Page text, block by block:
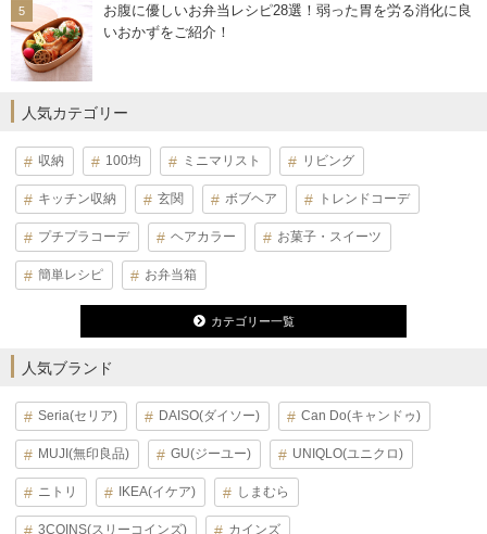
お腹に優しいお弁当レシピ28選！弱った胃を労る消化に良
いおかずをご紹介！
人気カテゴリー
収納 100均 ミニマリスト リビング
キッチン収納 玄関 ボブヘア トレンドコーデ
プチプラコーデ ヘアカラー お菓子・スイーツ
簡単レシピ お弁当箱
カテゴリー一覧
人気ブランド
Seria(セリア) DAISO(ダイソー) Can Do(キャンドゥ)
MUJI(無印良品) GU(ジーユー) UNIQLO(ユニクロ)
ニトリ IKEA(イケア) しまむら
3COINS(スリーコインズ) カインズ